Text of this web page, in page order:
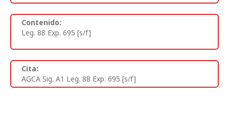
Contenido:
Leg. 88 Exp. 695 [s/f]
Cita:
AGCA Sig. A1 Leg. 88 Exp. 695 [s/f]